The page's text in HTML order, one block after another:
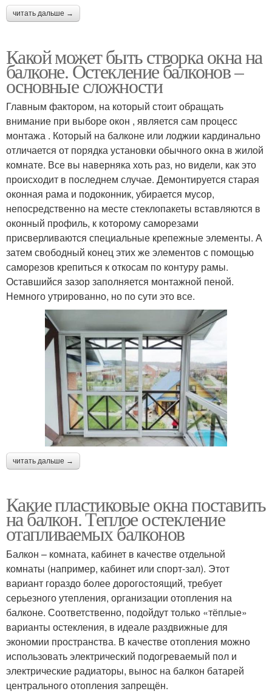
читать дальше →
Какой может быть створка окна на
балконе. Остекление балконов –
основные сложности
Главным фактором, на который стоит обращать
внимание при выборе окон , является сам процесс
монтажа . Который на балконе или лоджии кардинально
отличается от порядка установки обычного окна в жилой
комнате. Все вы наверняка хоть раз, но видели, как это
происходит в последнем случае. Демонтируется старая
оконная рама и подоконник, убирается мусор,
непосредственно на месте стеклопакеты вставляются в
оконный профиль, к которому саморезами
присверливаются специальные крепежные элементы. А
затем свободный конец этих же элементов с помощью
саморезов крепиться к откосам по контуру рамы.
Оставшийся зазор заполняется монтажной пеной.
Немного утрированно, но по сути это все.
читать дальше →
Какие пластиковые окна поставить
на балкон. Теплое остекление
отапливаемых балконов
Балкон – комната, кабинет в качестве отдельной
комнаты (например, кабинет или спорт-зал). Этот
вариант гораздо более дорогостоящий, требует
серьезного утепления, организации отопления на
балконе. Соответственно, подойдут только «тёплые»
варианты остекления, в идеале раздвижные для
экономии пространства. В качестве отопления можно
использовать электрический подогреваемый пол и
электрические радиаторы, вынос на балкон батарей
центрального отопления запрещён.